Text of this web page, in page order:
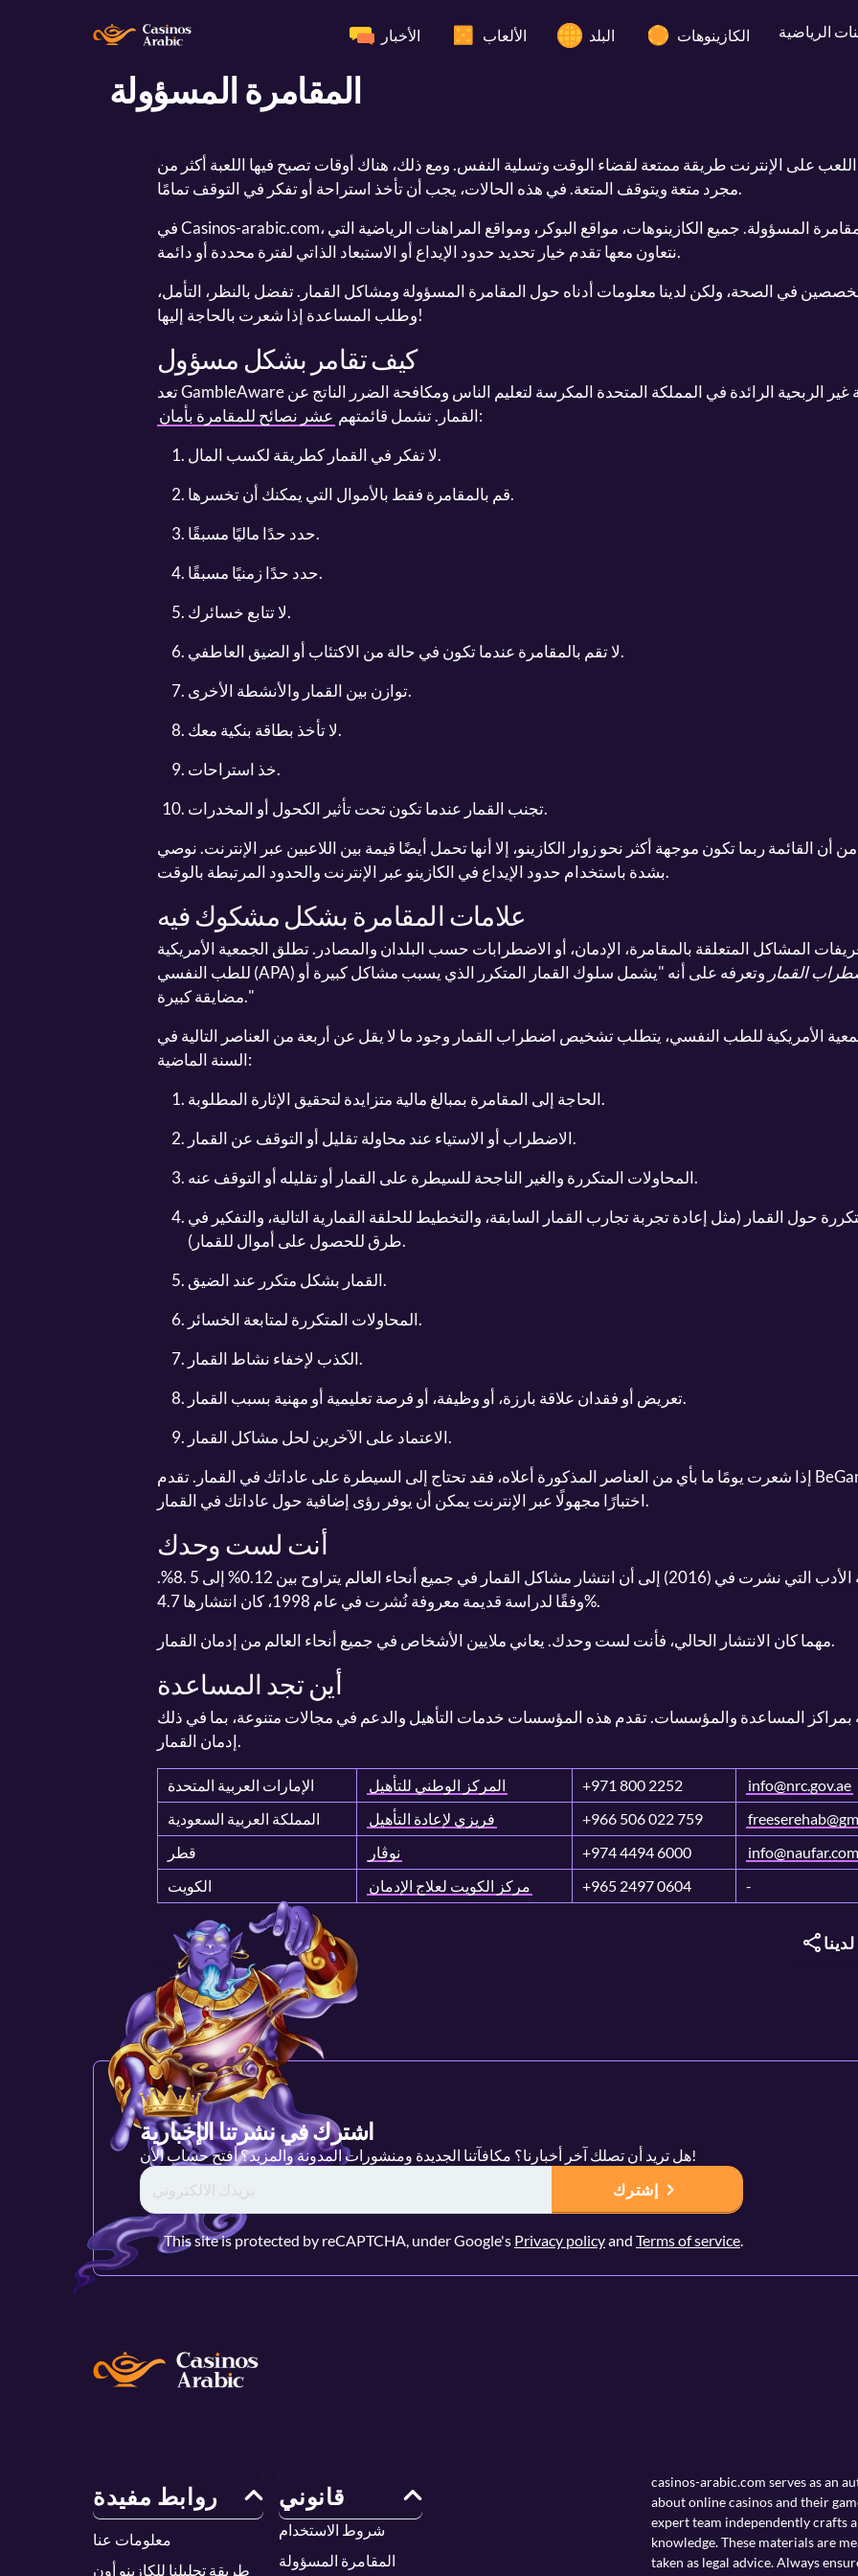
الأخبار الألعاب البلد الكازينوهات الرياضية
المقامرة المسؤولة
على الإنترنت طريقة ممتعة لقضاء الوقت وتسلية النفس. ومع ذلك، هناك أوقات تصبح فيها اللعبة أكثر من
مجرد متعة ويتوقف المتعة. في هذه الحالات، يجب أن تأخذ استراحة أو تفكر في التوقف تمامًا.
في Casinos-arabic.com، نشجع على المقامرة المسؤولة. جميع الكازينوهات، مواقع البوكر، ومواقع المراهنات الرياضية التي
نتعاون معها تقدم خيار تحديد حدود الإيداع أو الاستبعاد الذاتي لفترة محددة أو دائمة.
في الصحة، ولكن لدينا معلومات أدناه حول المقامرة المسؤولة ومشاكل القمار. تفضل بالنظر، التأمل،
وطلب المساعدة إذا شعرت بالحاجة إليها!
كيف تقامر بشكل مسؤول
تعد GambleAware المنظمة غير الربحية الرائدة في المملكة المتحدة المكرسة لتعليم الناس ومكافحة الضرر الناتج عن
القمار. تشمل قائمتهم عشر نصائح للمقامرة بأمان
:
لا تفكر في القمار كطريقة لكسب المال.
قم بالمقامرة فقط بالأموال التي يمكنك أن تخسرها.
حدد حدًا ماليًا مسبقًا.
حدد حدًا زمنيًا مسبقًا.
لا تتابع خسائرك.
لا تقم بالمقامرة عندما تكون في حالة من الاكتئاب أو الضيق العاطفي.
توازن بين القمار والأنشطة الأخرى.
لا تأخذ بطاقة بنكية معك.
خذ استراحات.
تجنب القمار عندما تكون تحت تأثير الكحول أو المخدرات.
أن القائمة ربما تكون موجهة أكثر نحو زوار الكازينو، إلا أنها تحمل أيضًا قيمة بين اللاعبين عبر الإنترنت. نوصي
بشدة باستخدام حدود الإيداع في الكازينو عبر الإنترنت والحدود المرتبطة بالوقت.
علامات المقامرة بشكل مشكوك فيه
المشاكل المتعلقة بالمقامرة، الإدمان، أو الاضطرابات حسب البلدان والمصادر. تطلق الجمعية الأمريكية
القمار وتعرفه على أنه "يشمل سلوك القمار المتكرر الذي يسبب مشاكل كبيرة أو
مضايقة كبيرة."
الأمريكية للطب النفسي، يتطلب تشخيص اضطراب القمار وجود ما لا يقل عن أربعة من العناصر التالية في
السنة الماضية:
الحاجة إلى المقامرة بمبالغ مالية متزايدة لتحقيق الإثارة المطلوبة.
الاضطراب أو الاستياء عند محاولة تقليل أو التوقف عن القمار.
المحاولات المتكررة والغير الناجحة للسيطرة على القمار أو تقليله أو التوقف عنه.
حول القمار (مثل إعادة تجربة تجارب القمار السابقة، والتخطيط للحلقة القمارية التالية، والتفكير في
طرق للحصول على أموال للقمار).
القمار بشكل متكرر عند الضيق.
المحاولات المتكررة لمتابعة الخسائر.
الكذب لإخفاء نشاط القمار.
تعريض أو فقدان علاقة بارزة، أو وظيفة، أو فرصة تعليمية أو مهنية بسبب القمار.
الاعتماد على الآخرين لحل مشاكل القمار.
إذا شعرت يومًا ما بأي من العناصر المذكورة أعلاه، فقد تحتاج إلى السيطرة على عاداتك في القمار. تقدم BeGambleAware
اختبارًا مجهولًا عبر الإنترنت يمكن أن يوفر رؤى إضافية حول عاداتك في القمار.
أنت لست وحدك
تشير مراجعة الأدب التي نشرت في (2016) إلى أن انتشار مشاكل القمار في جميع أنحاء العالم يتراوح بين 0.12% إلى 5 .8%.
وفقًا لدراسة قديمة معروفة نُشرت في عام 1998، كان انتشارها 4.7%.
مهما كان الانتشار الحالي، فأنت لست وحدك. يعاني ملايين الأشخاص في جميع أنحاء العالم من إدمان القمار.
أين تجد المساعدة
بمراكز المساعدة والمؤسسات. تقدم هذه المؤسسات خدمات التأهيل والدعم في مجالات متنوعة، بما في ذلك
إدمان القمار.
الإمارات العربية المتحدة المركز الوطني للتأهيل +971 800 2252
info@nrc.gov.ae
المملكة العربية السعودية
فريزي لإعادة التأهيل +966 506 022 759
قطر
نوڤار +974 4494 6000
info@naufar.com
الكويت
مركز الكويت لعلاج الإدمان +965 2497 0604 -
اشترك في نشرتنا الإخبارية
هل تريد أن تصلك آخر أخبارنا؟ مكافآتنا الجديدة ومنشورات المدونة والمزيد؟ أفتح حساب الأن!
إشترك
This site is protected by reCAPTCHA, under Google's Privacy policyand Terms of service.
روابط مفيدة
معلومات عنا
طريقة تحليلنا للكازينو أون
قانوني
شروط الاستخدام
المقامرة المسؤولة
casinos-arabic.com serves as an
about online casinos and their
expert team independently crafts
knowledge. These materials are
taken as legal advice. Always